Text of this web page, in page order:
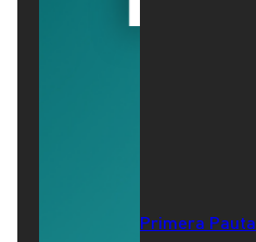
Primera Pauta